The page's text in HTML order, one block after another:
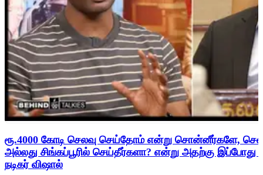
ரூ.4000 கோடி செலவு செய்தோம் என்று சொன்னீர்களே,
அல்லது சிங்கப்பூரில் செய்தீர்களா? என்று அதற்கு
நடிகர் விஷால்